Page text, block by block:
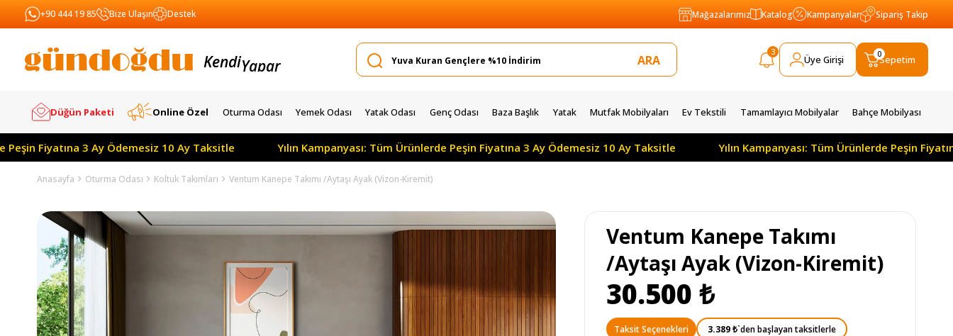
+90 444 19 85 Bize Ulaşın Destek Mağazalarımız Katalog Kampanyalar Sipariş Takip
KendiYapar
3
Üye Girişi Sepetim
0
Düğün Paketi Online Özel Oturma Odası Yemek Odası Yatak Odası Genç Odası Baza Başlık Yatak Mutfak Mobilyaları Ev Tekstili Tamamlayıcı Mobilyalar Bahçe Mobilyası
Fiyatına 3 Ay Ödemesiz 10 Ay Taksitle Yılın Kampanyası: Tüm Ürünlerde Peşin Fiyatına 3 Ay Ödemesiz 10 Ay Taksitle Yılın Kampanyası: Tüm Ürünlerde Peşin
Anasayfa Oturma Odası Koltuk Takımları Ventum Kanepe Takımı /Aytaşı Ayak (Vizon-Kiremit)
Ventum Kanepe Takımı
/Aytaşı Ayak (Vizon-Kiremit)
30.500 ₺
Taksit Seçenekleri 3.389 ₺`den başlayan taksitlerle